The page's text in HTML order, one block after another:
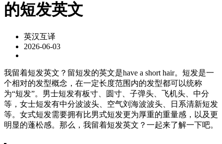
的短发英文
英汉互译
2026-06-03
我留着短发英文？留短发的英文是have a short hair。短发是一
个相对的发型概念，在一定长度范围内的发型都可以统称
为“短发”。男士短发有板寸、圆寸、子弹头、飞机头、中分
等，女士短发有中分波波头、空气刘海波波头、日系清新短发
等。女式短发需要拥有比男式短发更为厚重的重量感，以及更
明显的蓬松感。那么，我留着短发英文？一起来了解一下吧。